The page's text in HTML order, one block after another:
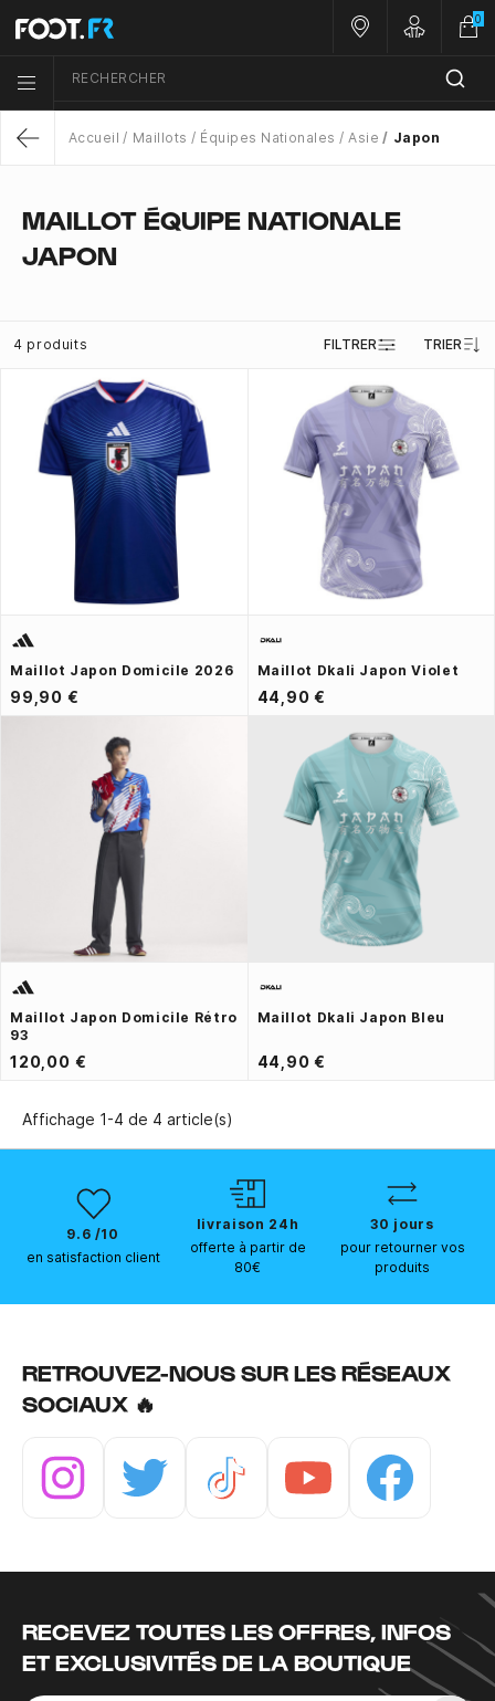
Menu list icon
RECHERCHER
Nos magasins
Customer
0
Accueil Maillots Équipes Nationales Asie Japon
MAILLOT ÉQUIPE NATIONALE
JAPON
4 produits FILTRER TRIER
Maillot Japon Domicile 2026
99,90 €
Maillot Dkali Japon Violet
44,90 €
Maillot Japon Domicile Rétro
93
120,00 €
Maillot Dkali Japon Bleu
44,90 €
Affichage 1-4 de 4 article(s)
9.6 /10
en satisfaction client
livraison 24h
offerte à partir de
80€
30 jours
pour retourner vos
produits
RETROUVEZ-NOUS SUR LES RÉSEAUX
SOCIAUX 🔥
RECEVEZ TOUTES LES OFFRES, INFOS
ET EXCLUSIVITÉS DE LA BOUTIQUE